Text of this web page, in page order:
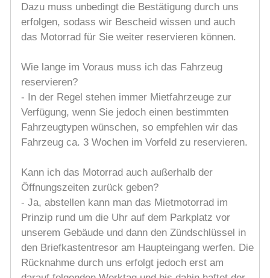
Dazu muss unbedingt die Bestätigung durch uns
erfolgen, sodass wir Bescheid wissen und auch
das Motorrad für Sie weiter reservieren können.
Wie lange im Voraus muss ich das Fahrzeug
reservieren?
- In der Regel stehen immer Mietfahrzeuge zur
Verfügung, wenn Sie jedoch einen bestimmten
Fahrzeugtypen wünschen, so empfehlen wir das
Fahrzeug ca. 3 Wochen im Vorfeld zu reservieren.
Kann ich das Motorrad auch außerhalb der
Öffnungszeiten zurück geben?
- Ja, abstellen kann man das Mietmotorrad im
Prinzip rund um die Uhr auf dem Parkplatz vor
unserem Gebäude und dann den Zündschlüssel in
den Briefkastentresor am Haupteingang werfen. Die
Rücknahme durch uns erfolgt jedoch erst am